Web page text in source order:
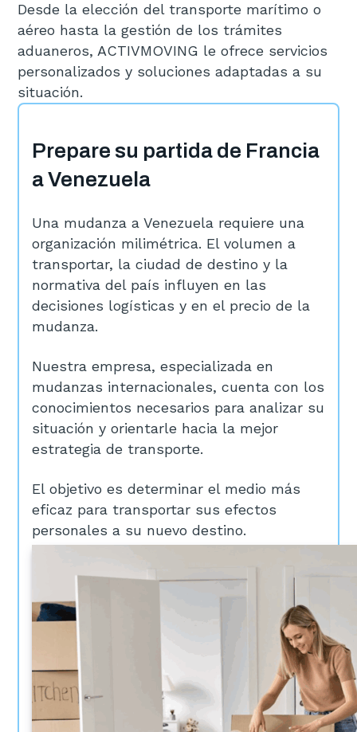
Desde la elección del transporte marítimo o
aéreo hasta la gestión de los trámites
aduaneros, ACTIVMOVING le ofrece servicios
personalizados y soluciones adaptadas a su
situación.
Prepare su partida de Francia
a Venezuela
Una mudanza a Venezuela requiere una
organización milimétrica. El volumen a
transportar, la ciudad de destino y la
normativa del país influyen en las
decisiones logísticas y en el precio de la
mudanza.
Nuestra empresa, especializada en
mudanzas internacionales, cuenta con los
conocimientos necesarios para analizar su
situación y orientarle hacia la mejor
estrategia de transporte.
El objetivo es determinar el medio más
eficaz para transportar sus efectos
personales a su nuevo destino.